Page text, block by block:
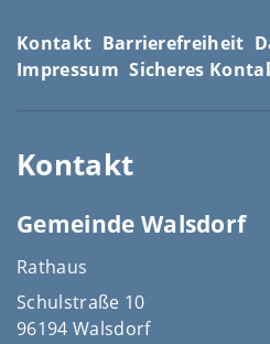
Kontakt Barrierefreiheit
Impressum Sicheres
Kontakt
Gemeinde Walsdorf
Rathaus
Schulstraße 10
96194 Walsdorf